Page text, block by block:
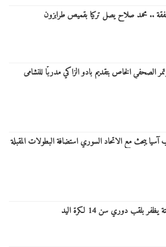
.. محمد صلاح يصل تركيا بقميص طرابزون
الصحفي الخاص بتقديم بادو الزاكي مدربًا للنشامى
يبحث مع الاتحاد السوري استضافة البطولات المقبلة
بلقب دوري سن 14 لكرة اليد